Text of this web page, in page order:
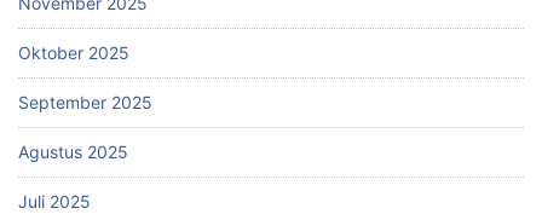
Oktober 2025
September 2025
Agustus 2025
Juli 2025